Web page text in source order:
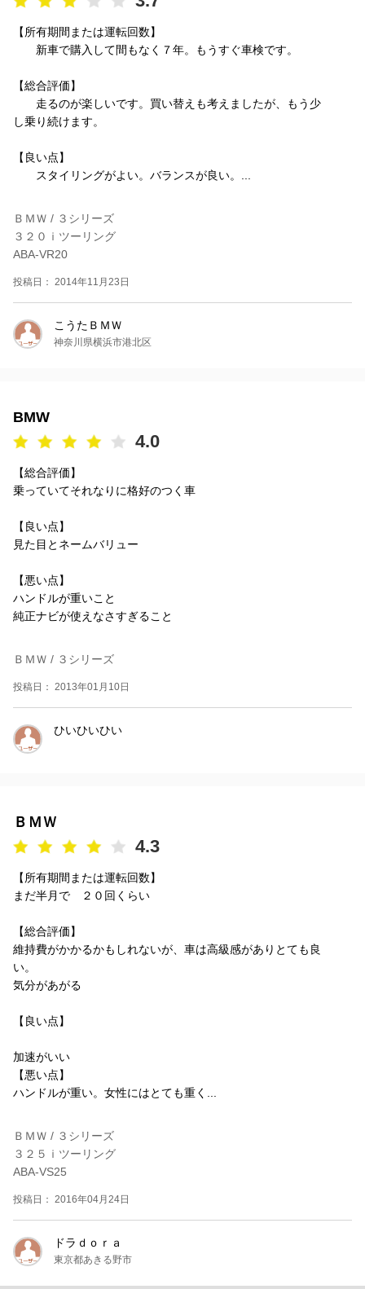
【所有期間または運転回数】
新車で購入して間もなく７年。もうすぐ車検です。
【総合評価】
走るのが楽しいです。買い替えも考えましたが、もう少
し乗り続けます。
【良い点】
スタイリングがよい。バランスが良い。...
ＢＭＷ / ３シリーズ
３２０ｉツーリング
ABA-VR20
投稿日： 2014年11月23日
こうたＢＭＷ
神奈川県横浜市港北区
BMW
4.0
【総合評価】
乗っていてそれなりに格好のつく車
【良い点】
見た目とネームバリュー
【悪い点】
ハンドルが重いこと
純正ナビが使えなさすぎること
ＢＭＷ / ３シリーズ
投稿日： 2013年01月10日
ひいひいひい
ＢＭＷ
4.3
【所有期間または運転回数】
まだ半月で ２０回くらい
【総合評価】
維持費がかかるかもしれないが、車は高級感がありとても良
い。
気分があがる
【良い点】
加速がいい
【悪い点】
ハンドルが重い。女性にはとても重く...
ＢＭＷ / ３シリーズ
３２５ｉツーリング
ABA-VS25
投稿日： 2016年04月24日
ドラｄｏｒａ
東京都あきる野市